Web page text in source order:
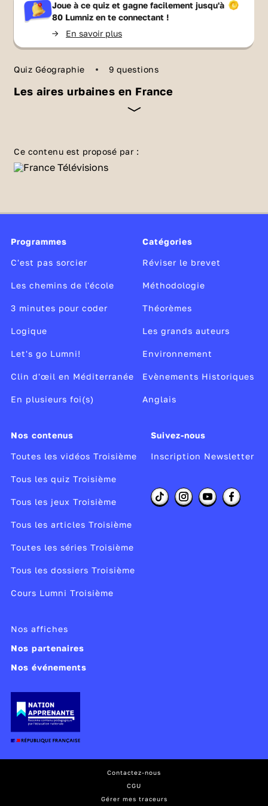
Joue à ce quiz et gagne facilement jusqu'à
80 Lumniz en te connectant !
-> En savoir plus
Quiz Géographie 9 questions
Les aires urbaines en France
comment structurent-elles le territoire
français ? Tu veux vérifier que tu maitrises les
Ce quiz a été réalisé à l'aide d'une intelligence
artificielle à partir des seuls contenus Lumni, en
vérifié, corrigé et publié par un rédacteur de Lumni.
Ce contenu est proposé par :
Programmes
C'est pas sorcier
Les chemins de l'école
3 minutes pour coder
Logique
Let's go Lumni!
Clin d'œil en Méditerranée
En plusieurs foi(s)
Catégories
Réviser le brevet
Méthodologie
Théorèmes
Les grands auteurs
Environnement
Evènements Historiques
Anglais
Nos contenus
Toutes les vidéos Troisième
Tous les quiz Troisième
Tous les jeux Troisième
Tous les articles Troisième
Toutes les séries Troisième
Tous les dossiers Troisième
Cours Lumni Troisième
Suivez-nous
Inscription Newsletter
Nos affiches
Nos partenaires
Nos événements
Contactez-nous
CGU
Gérer mes traceurs